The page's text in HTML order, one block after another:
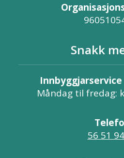
Snakk
Måndag til fredag:
56 51